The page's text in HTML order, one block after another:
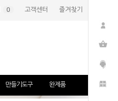
0 고객센터 즐겨찾기
만들기도구 완제품